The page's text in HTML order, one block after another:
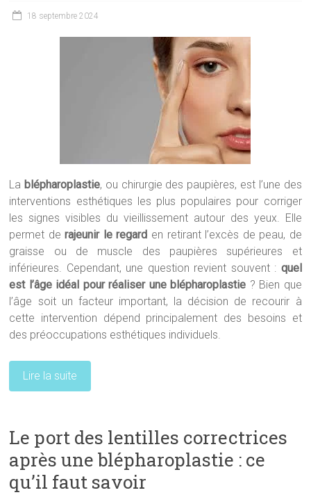
18 septembre 2024
La blépharoplastie, ou chirurgie des paupières, est l’une des
interventions esthétiques les plus populaires pour corriger
les signes visibles du vieillissement autour des yeux. Elle
permet derajeunir le regard en retirant l’excès de peau, de
graisse ou de muscle des paupières supérieures et
inférieures. Cependant, une question revient souvent : quel
est l’âge idéal pour réaliser une blépharoplastie ? Bien que
l’âge soit un facteur important, la décision de recourir à
cette intervention dépend principalement des besoins et
des préoccupations esthétiques individuels.
Lire la suite
Le port des lentilles correctrices
après une blépharoplastie : ce
qu’il faut savoir